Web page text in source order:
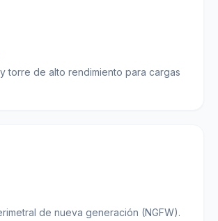
torre de alto rendimiento para cargas
de nueva generación (NGFW).